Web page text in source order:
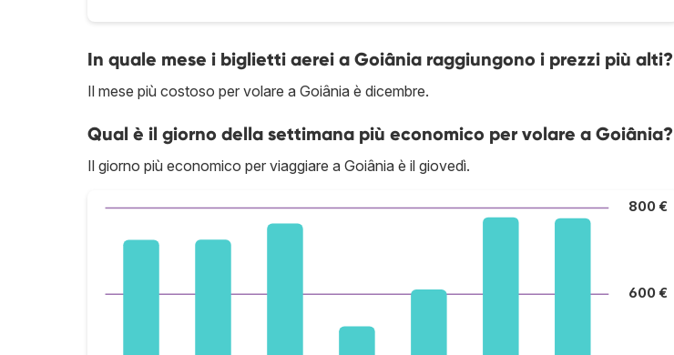
In quale mese i biglietti aerei a Goiânia raggiungono i prezzi più alti?
Il mese più costoso per volare a Goiânia è dicembre.
Qual è il giorno della settimana più economico per volare a Goiânia?
Il giorno più economico per viaggiare a Goiânia è il giovedì.
600 €
800 €